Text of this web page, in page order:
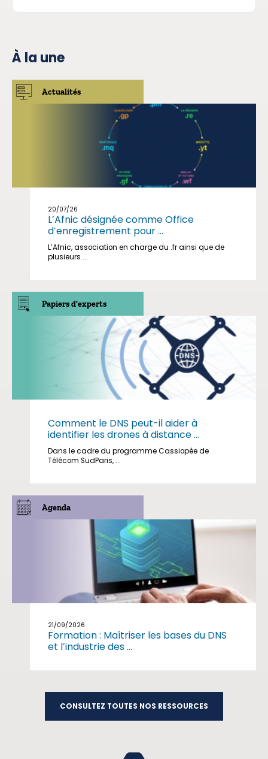
À la une
Actualités
20/07/26
L’Afnic désignée comme Office
d’enregistrement pour ...
L’Afnic, association en charge du .fr ainsi que de
plusieurs ...
Papiers d'experts
Comment le DNS peut-il aider à
identifier les drones à distance ...
Dans le cadre du programme Cassiopée de
Télécom SudParis, ...
Agenda
21/09/2026
Formation : Maîtriser les bases du DNS
et l’industrie des ...
CONSULTEZ TOUTES NOS RESSOURCES